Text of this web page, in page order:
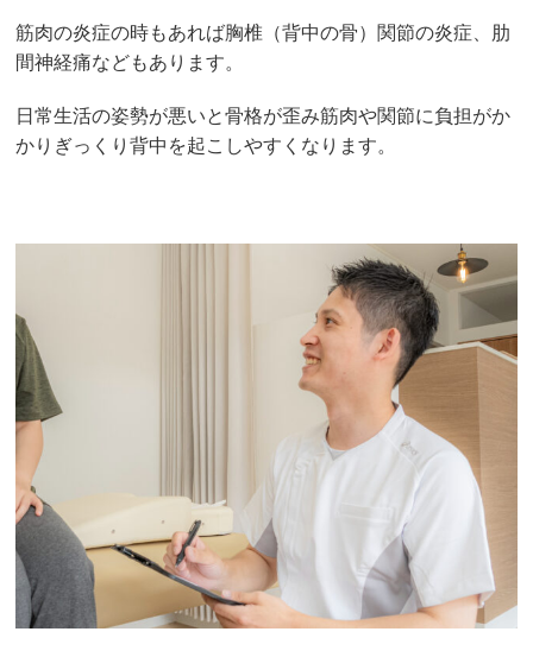
筋肉の炎症の時もあれば胸椎（背中の骨）関節の炎症、肋
間神経痛などもあります。
日常生活の姿勢が悪いと骨格が歪み筋肉や関節に負担がか
かりぎっくり背中を起こしやすくなります。